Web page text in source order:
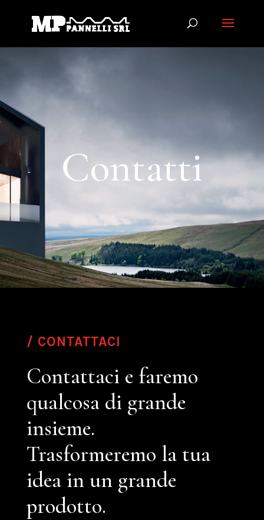
Contatti
/ CONTATTACI
Contattaci e faremo
qualcosa di grande
insieme.
Trasformeremo la tua
idea in un grande
prodotto.